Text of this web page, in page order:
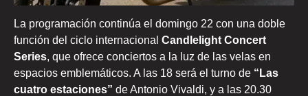
La programación continúa el domingo 22 con una doble
función del ciclo internacional Candlelight Concert
Series, que ofrece conciertos a la luz de las velas en
espacios emblemáticos. A las 18 será el turno de “Las
cuatro estaciones” deAntonio Vivaldi, y a las 20.30